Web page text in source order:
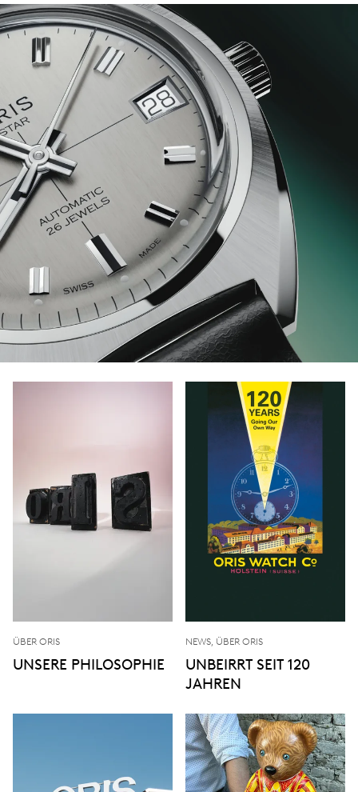
ÜBER ORIS
UNSERE PHILOSOPHIE
NEWS, ÜBER ORIS
UNBEIRRT SEIT 120
JAHREN